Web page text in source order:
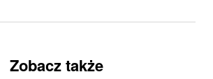
Zobacz także